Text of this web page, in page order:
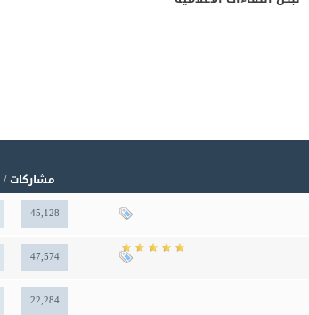
مشاركات/
45,128
47,574
22,284